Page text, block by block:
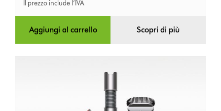
Il prezzo include l’IVA
Aggiungi al carrello Scopri di più